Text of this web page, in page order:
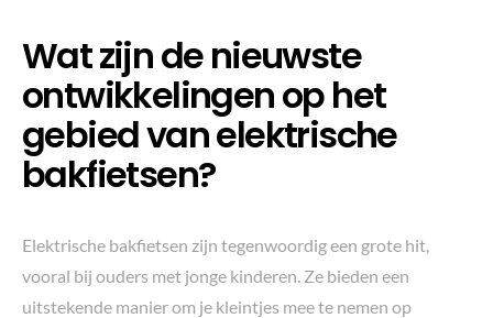
Wat zijn de nieuwste
ontwikkelingen op het
gebied van elektrische
bakfietsen?
Elektrische bakfietsen zijn tegenwoordig een grote hit,
vooral bij ouders met jonge kinderen. Ze bieden een
uitstekende manier om je kleintjes mee te nemen op